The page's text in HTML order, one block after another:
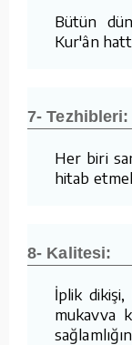
Bütün
Kur'ân
7- Tezhibleri:
Her biri
hitab
8- Kalitesi:
İplik dikişi,
mukavva